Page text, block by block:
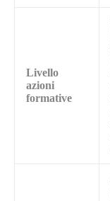
Livello
azioni
formative